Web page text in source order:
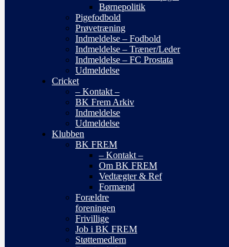
Børnepolitik
Pigefodbold
Prøvetræning
Indmeldelse – Fodbold
Indmeldelse – Træner/Leder
Indmeldelse – FC Prostata
Udmeldelse
Cricket
– Kontakt –
BK Frem Arkiv
Indmeldelse
Udmeldelse
Klubben
BK FREM
– Kontakt –
Om BK FREM
Vedtægter & Ref
Formænd
Forældre
foreningen
Frivillige
Job i BK FREM
Støttemedlem